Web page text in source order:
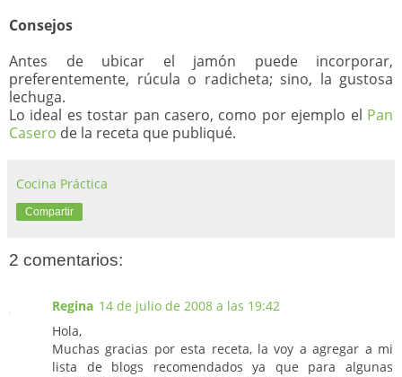
Consejos
Antes de ubicar el jamón puede incorporar,
preferentemente, rúcula o radicheta; sino, la gustosa
lechuga.
Lo ideal es tostar pan casero, como por ejemplo el Pan
Casero de la receta que publiqué.
Cocina Práctica
Compartir
2 comentarios:
Regina 14 de julio de 2008 a las 19:42
Hola,
Muchas gracias por esta receta, la voy a agregar a mi
lista de blogs recomendados ya que para algunas